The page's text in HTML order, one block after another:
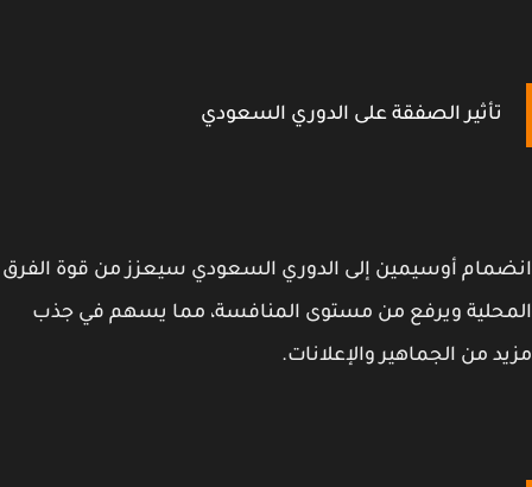
تأثير الصفقة على الدوري السعودي
أوسيمين إلى الدوري السعودي سيعزز من قوة الفرق
ويرفع من مستوى المنافسة، مما يسهم في جذب
من الجماهير والإعلانات.